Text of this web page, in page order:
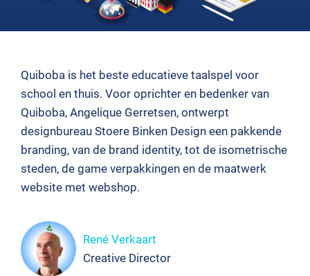
Quiboba is het beste educatieve taalspel voor
school en thuis. Voor oprichter en bedenker van
Quiboba, Angelique Gerretsen, ontwerpt
designbureau Stoere Binken Design een pakkende
branding, van de brand identity, tot de isometrische
steden, de game verpakkingen en de maatwerk
website met webshop.
René Verkaart
Creative Director